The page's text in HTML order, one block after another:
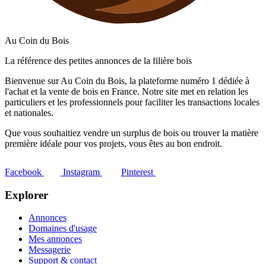
Au Coin du Bois
La référence des petites annonces de la filière bois
Bienvenue sur Au Coin du Bois, la plateforme numéro 1 dédiée à
l'achat et la vente de bois en France. Notre site met en relation les
particuliers et les professionnels pour faciliter les transactions locales
et nationales.
Que vous souhaitiez vendre un surplus de bois ou trouver la matière
première idéale pour vos projets, vous êtes au bon endroit.
Facebook Instagram Pinterest
Explorer
Annonces
Domaines d'usage
Mes annonces
Messagerie
Support & contact